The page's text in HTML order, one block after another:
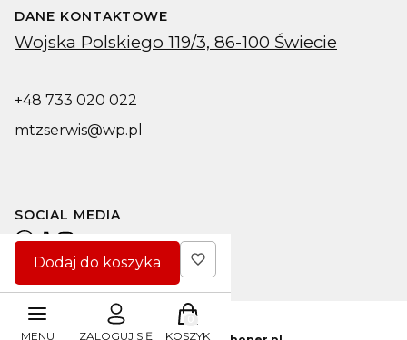
DANE KONTAKTOWE
Wojska Polskiego 119/3, 86-100 Świecie
+48 733 020 022
mtzserwis@wp.pl
SOCIAL MEDIA
Dodaj do koszyka
MENU ZALOGUJ SIĘ
Produkty w koszyku: 0. Zobacz
KOSZYK